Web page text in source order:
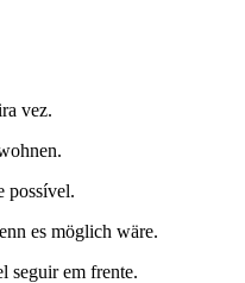
vez.
possível.
es möglich wäre.
seguir em frente.